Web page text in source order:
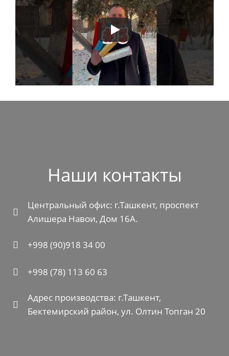
Наши контакты
Центральный офис: г.Ташкент, проспект
Алишера Навои, Дом 16А.
+998 (90)918 34 00
+998 (78) 113 60 63
Адрес производства: г.Ташкент,
Бектемирский район, ул. Олтин Топган 20